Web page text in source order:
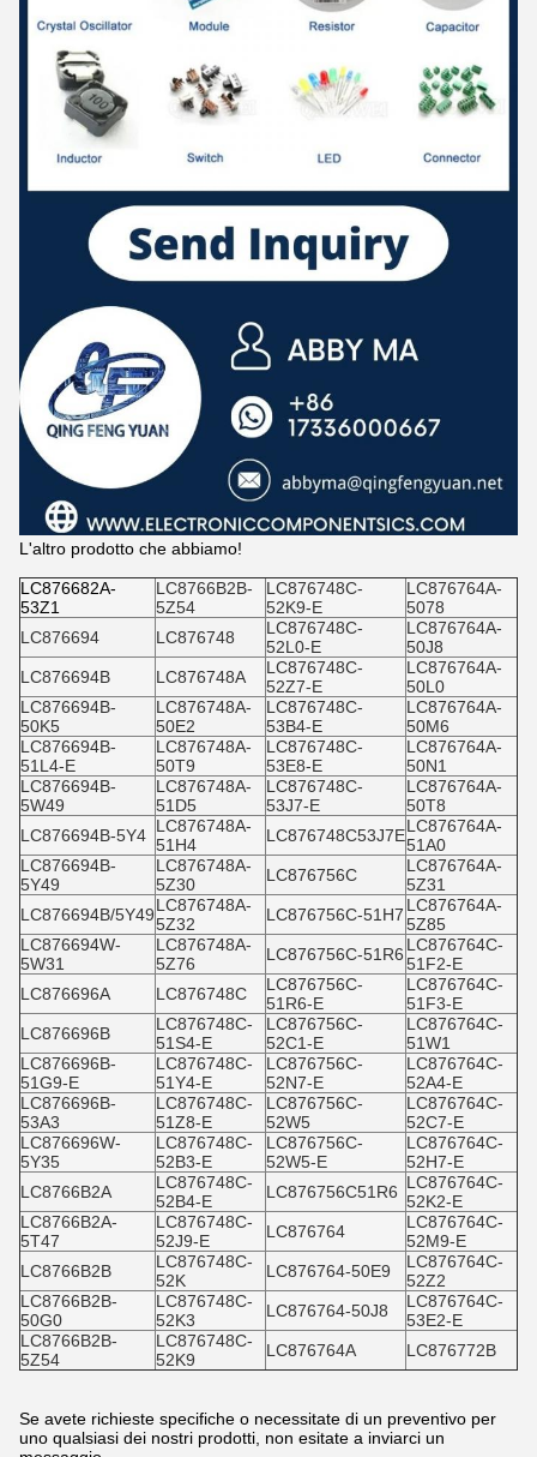
L'altro prodotto che abbiamo!
LC876682A-
53Z1
LC8766B2B-
5Z54
LC876748C-
52K9-E
LC876764A-
5078
LC876694
LC876748
LC876748C-
52L0-E
LC876764A-
50J8
LC876694B
LC876748A
LC876748C-
52Z7-E
LC876764A-
50L0
LC876694B-
50K5
LC876748A-
50E2
LC876748C-
53B4-E
LC876764A-
50M6
LC876694B-
51L4-E
LC876748A-
50T9
LC876748C-
53E8-E
LC876764A-
50N1
LC876694B-
5W49
LC876748A-
51D5
LC876748C-
53J7-E
LC876764A-
50T8
LC876694B-5Y4 LC876748A-
51H4
LC876748C53J7ELC876764A-
51A0
LC876694B-
5Y49
LC876748A-
5Z30
LC876756C
LC876764A-
5Z31
LC876694B/5Y49LC876748A-
5Z32
LC876756C-51H7 LC876764A-
5Z85
LC876694W-
5W31
LC876748A-
5Z76
LC876756C-51R6 LC876764C-
51F2-E
LC876696A
LC876748C
LC876756C-
51R6-E
LC876764C-
51F3-E
LC876696B
LC876748C-
51S4-E
LC876756C-
52C1-E
LC876764C-
51W1
LC876696B-
51G9-E
LC876748C-
51Y4-E
LC876756C-
52N7-E
LC876764C-
52A4-E
LC876696B-
53A3
LC876748C-
51Z8-E
LC876756C-
52W5
LC876764C-
52C7-E
LC876696W-
5Y35
LC876748C-
52B3-E
LC876756C-
52W5-E
LC876764C-
52H7-E
LC8766B2A
LC876748C-
52B4-E
LC876756C51R6 LC876764C-
52K2-E
LC8766B2A-
5T47
LC876748C-
52J9-E
LC876764
LC876764C-
52M9-E
LC8766B2B
LC876748C-
52K
LC876764-50E9
LC876764C-
52Z2
LC8766B2B-
50G0
LC876748C-
52K3
LC876764-50J8
LC876764C-
53E2-E
LC8766B2B-
5Z54
LC876748C-
52K9
LC876764A LC876772B
Se avete richieste specifiche o necessitate di un preventivo per
uno qualsiasi dei nostri prodotti, non esitate a inviarci un